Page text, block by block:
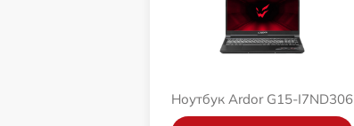
Ноутбук Ardor G15-I7ND306